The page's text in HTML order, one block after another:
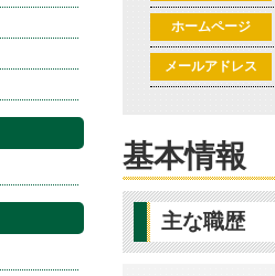
ホームページ
メールアドレス
基本情報
主な職歴